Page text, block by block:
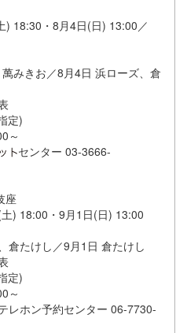
) 18:30・8月4日(日) 13:00／
みきお／8月4日 浜ローズ、倉
定)
～
センター 03-3666-
座
) 18:00・9月1日(日) 13:00
倉たけし／9月1日 倉たけし
定)
～
レホン予約センター 06-7730-